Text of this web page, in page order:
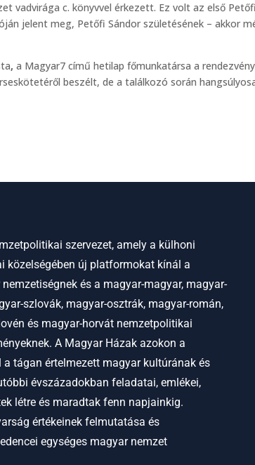
vadvirága c. könyvvel érkezett. Ez volt az első
jelent meg, Petőfi Sándor születésének – akkor
, a Magyar7 című hetilap főmunkatársa a
beszélt, de a találkozó során
szervezet, amely a külhoni
közelségében új platformokat kínál a
és a magyar-magyar, magyar-
szlovák, magyar-osztrák, magyar-román,
és magyar-horvát nemzetpolitikai
A Magyar Házak azokon a
a tágan értelmezett magyar kultúrának és
évszázadokban feladatai, emlékei,
létre és maradtak fenn napjainkig.
értékeinek felmutatása és
egységes magyar nemzet